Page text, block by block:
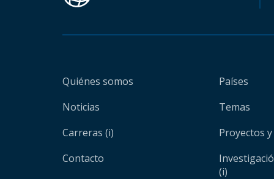
Quiénes somos
Noticias
Carreras (i)
Contacto
Países
Temas
Proyectos
(i)